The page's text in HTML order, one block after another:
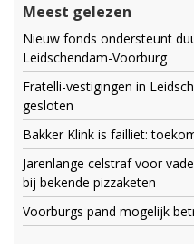
Meest gelezen
Nieuw fonds ondersteunt
Leidschendam-Voorburg
Fratelli-vestigingen in
gesloten
Bakker Klink is failliet:
Jarenlange celstraf voor
bij bekende pizzaketen
Voorburgs pand mogelijk